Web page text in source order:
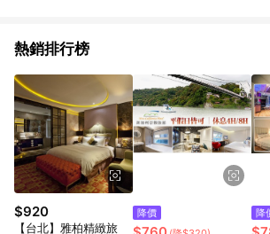
熱銷排行榜
$920
【台北】雅柏精緻旅
降價 降